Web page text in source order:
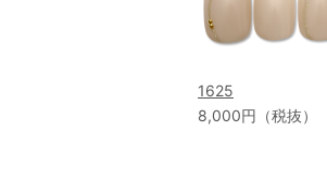
1625
8,000円（税抜）